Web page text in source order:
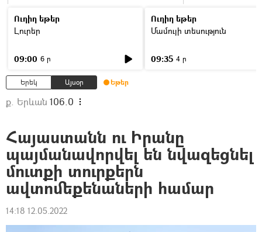
Ուղիղ եթեր
Լուրեր
09:00 6 ր
Ուղիղ եթեր
Մամուլի տեսություն
09:35 4 ր
Երեկ Այսօր Եթեր
ք. Երևան 106.0
Հայաստանն ու Իրանը
պայմանավորվել են նվազեցնել
մուտքի տուրքերն
ավտոմեքենաների համար
14:18 12.05.2022